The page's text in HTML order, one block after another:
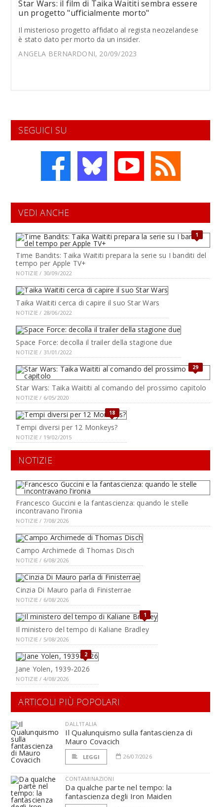
Star Wars: il film di Taika Waititi sembra essere
un progetto "ufficialmente morto"
Il misterioso progetto affidato al regista neozelandese
è stato dato per morto da un insider.
ANGELA BERNARDONI, 20/09/2023
SEGUICI SU
VEDI ANCHE
1
Time Bandits: Taika Waititi prepara la serie su I banditi del
tempo per Apple TV+
NOTIZIE / 30/09/2022
Taika Waititi cerca di capire il suo Star Wars
NOTIZIE / 28/06/2022
Space Force: decolla il trailer della stagione due
NOTIZIE / 31/01/2022
29
Star Wars: Taika Waititi al comando del prossimo capitolo
NOTIZIE / 6/05/2020
18
Tempi diversi per 12 Monkeys?
NOTIZIE / 19/02/2015
NOTIZIE
Francesco Guccini e la fantascienza: quando le stelle
incontravano l’ironia
NOTIZIE / 7/08/2026
Campo Archimede di Thomas Disch
NOTIZIE / 6/08/2026
Cinzia Di Mauro parla di Finisterrae
NOTIZIE / 6/08/2026
1
Il ministero del tempo di Kaliane Bradley
NOTIZIE / 5/08/2026
2
Jane Yolen, 1939-2026
NOTIZIE / 4/08/2026
ARTICOLI PIÙ POPOLARI
DALL'ITALIA
Il Qualunquismo sulla fantascienza di
Mauro Covacich
LEGGI 26/07/2026
CONTAMINAZIONI
Da qualche parte nel tempo: la
fantascienza degli Iron Maiden